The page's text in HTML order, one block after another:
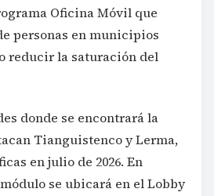
Oficina Móvil que
personas en municipios
reducir la saturación del
donde se encontrará la
Tianguistenco y Lerma,
en julio de 2026. En
se ubicará en el Lobby